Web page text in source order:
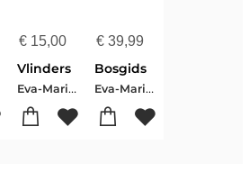
€ 15,00
Vlinders
Eva-Maria Dreyer
€ 39,99
Bosgids
Eva-Maria Dreyer-Wolfgang Dreyer